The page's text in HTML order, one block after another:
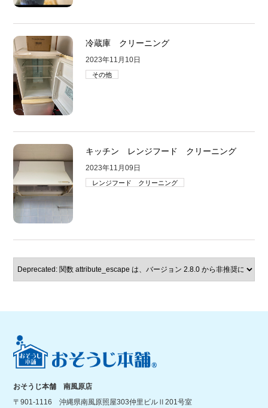
冷蔵庫 クリーニング
2023年11月10日
その他
キッチン レンジフード クリーニング
2023年11月09日
レンジフード クリーニング
おそうじ本舗 南風原店
〒901-1116 沖縄県南風原照屋303仲里ビルⅡ201号室